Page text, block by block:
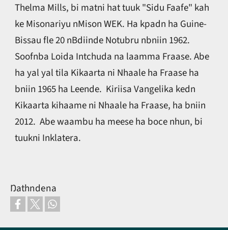
Thelma Mills, bi matni hat tuuk "Sidu Faafe" kah
ke Misonariyu nMison WEK. Ha kpadn ha Guine-
Bissau fle 20 nBdiinde Notubru nbniin 1962.
Soofnba Loida Intchuda na laamma Fraase. Abe
ha yal yal tila Kikaarta ni Nhaale ha Fraase ha
bniin 1965 ha Leende. Kiriisa Vangelika kedn
Kikaarta kihaame ni Nhaale ha Fraase, ha bniin
2012. Abe waambu ha meese ha boce nhun, bi
tuukni Inklatera.
Ŋathndena